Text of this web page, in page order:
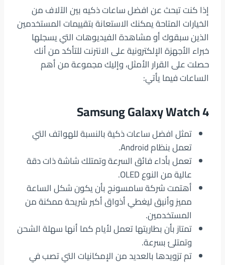
إذا كنت تبحث عن افضل ساعات ذكيه بين الآلاف من
الخيارات المتاحة يمكنك الاستعانة بتقييمات المستخدمين
الذين سبقوك أو مشاهدة الفيديوهات التي يسجلها
خبراء الأجهزة الإلكترونية على الانترنت للتأكد من أنك
حصلت على القرار الأمثل، وإليك مجموعة من أهم
الساعات فيما يأتي:
Samsung Galaxy Watch 4
تمثل افضل ساعات ذكية بالنسبة للهواتف التي
تعمل بنظام Android.
تعمل بأداء فائق السرعة وتمتلك شاشة ذات دقة
عالية من النوع OLED.
أهتمت شركة سامسونج بأن يكون شكل الساعة
مميز وأنيق ليغطي أذواق أكبر شريحة ممكنة من
المستخدمين.
تمتاز بأن بطاريتها تعمل لأيام كما أنها سهلة الشحن
وتمتلئ بسرعة.
تم تزويدها بالعديد من الإمكانيات التي تصب في